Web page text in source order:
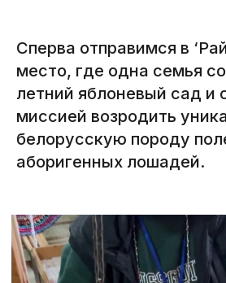
Сперва отправимся в
место, где одна семья
летний яблоневый сад и
миссией возродить
белорусскую породу
аборигенных лошадей.